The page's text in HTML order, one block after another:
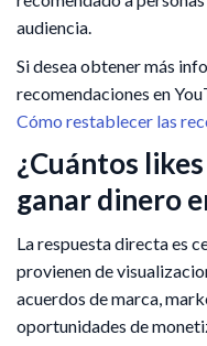
audiencia.
Si desea obtener más
recomendaciones en
Cómo restablecer las
¿Cuántos
ganar dinero
La respuesta directa es
provienen de
acuerdos de marca,
oportunidades de